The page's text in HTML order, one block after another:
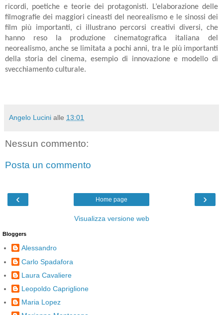
ricordi, poetiche e teorie dei protagonisti. L’elaborazione delle
filmografie dei maggiori cineasti del neorealismo e le sinossi dei
film più importanti, ci illustrano percorsi creativi diversi, che
hanno reso la produzione cinematografica italiana del
neorealismo, anche se limitata a pochi anni, tra le più importanti
della storia del cinema, esempio di innovazione e modello di
svecchiamento culturale.
Angelo Lucini alle 13:01
Nessun commento:
Posta un commento
‹ ›
Home page
Visualizza versione web
Bloggers
Alessandro
Carlo Spadafora
Laura Cavaliere
Leopoldo Capriglione
Maria Lopez